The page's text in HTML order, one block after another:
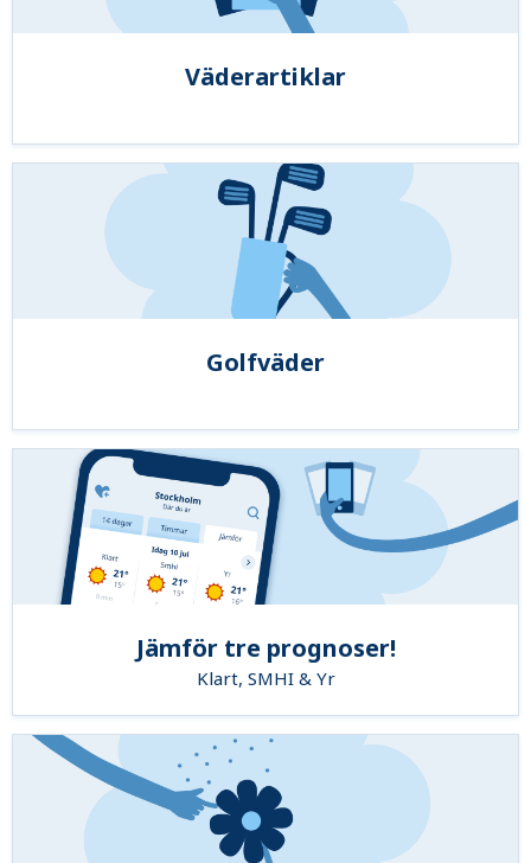
Väderartiklar
Golfväder
Jämför tre prognoser!
Klart, SMHI & Yr